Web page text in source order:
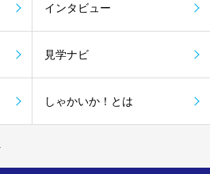
インタビュー
見学ナビ
しゃかいか！とは